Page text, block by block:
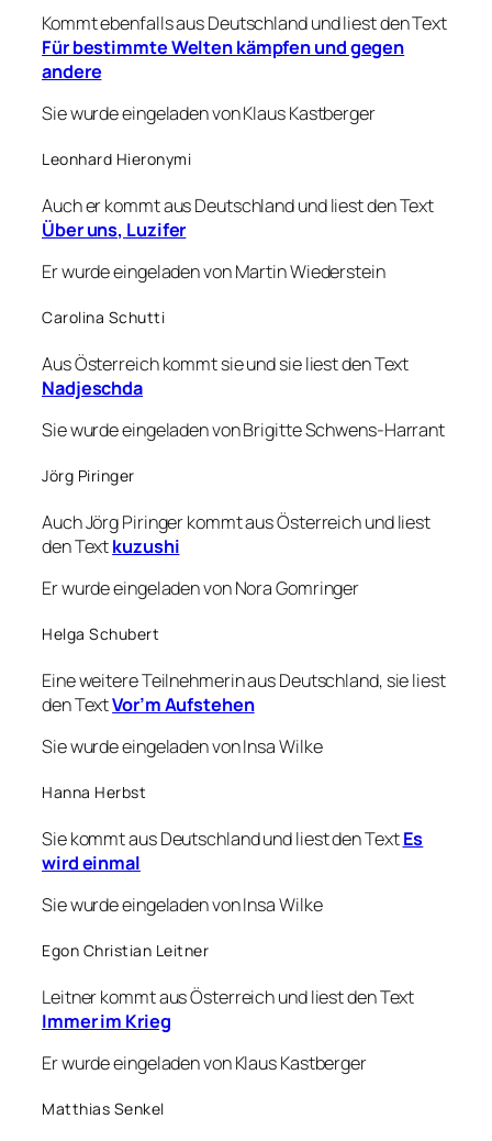
Kommt ebenfalls aus Deutschland und liest den Text
Für bestimmte Welten kämpfen und gegen
andere
Sie wurde eingeladen von Klaus Kastberger
Leonhard Hieronymi
Auch er kommt aus Deutschland und liest den Text
Über uns, Luzifer
Er wurde eingeladen von Martin Wiederstein
Carolina Schutti
Aus Österreich kommt sie und sie liest den Text
Nadjeschda
Sie wurde eingeladen von Brigitte Schwens-Harrant
Jörg Piringer
Auch Jörg Piringer kommt aus Österreich und liest
den Textkuzushi
Er wurde eingeladen von Nora Gomringer
Helga Schubert
Eine weitere Teilnehmerin aus Deutschland, sie liest
den TextVor’m Aufstehen
Sie wurde eingeladen von Insa Wilke
Hanna Herbst
Sie kommt aus Deutschland und liest den TextEs
wird einmal
Sie wurde eingeladen von Insa Wilke
Egon Christian Leitner
Leitner kommt aus Österreich und liest den Text
Immer im Krieg
Er wurde eingeladen von Klaus Kastberger
Matthias Senkel